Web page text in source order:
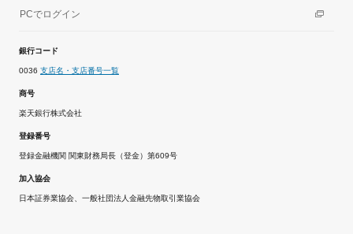
PCでログイン
銀行コード
0036 支店名・支店番号一覧
商号
楽天銀行株式会社
登録番号
登録金融機関 関東財務局長（登金）第609号
加入協会
日本証券業協会、一般社団法人金融先物取引業協会